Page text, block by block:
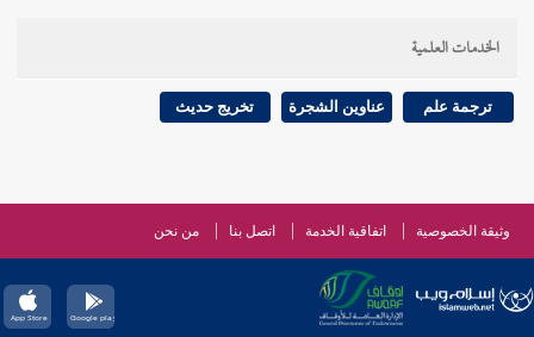
الخدمات العلمية
ترجمة علم عناوين الشجرة تخريج حديث
وثيقة الخصوصية اتفاقية الخدمة اتصل بنا من نحن